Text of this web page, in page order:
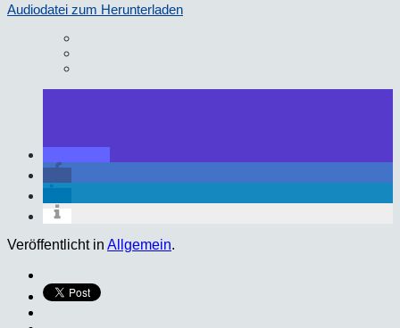
Audiodatei zum Herunterladen
Veröffentlicht in Allgemein.